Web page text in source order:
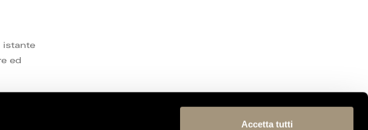
Accetta tutti
istante
ed
servizio